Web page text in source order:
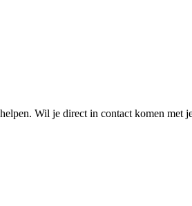
Wil je direct in contact komen met